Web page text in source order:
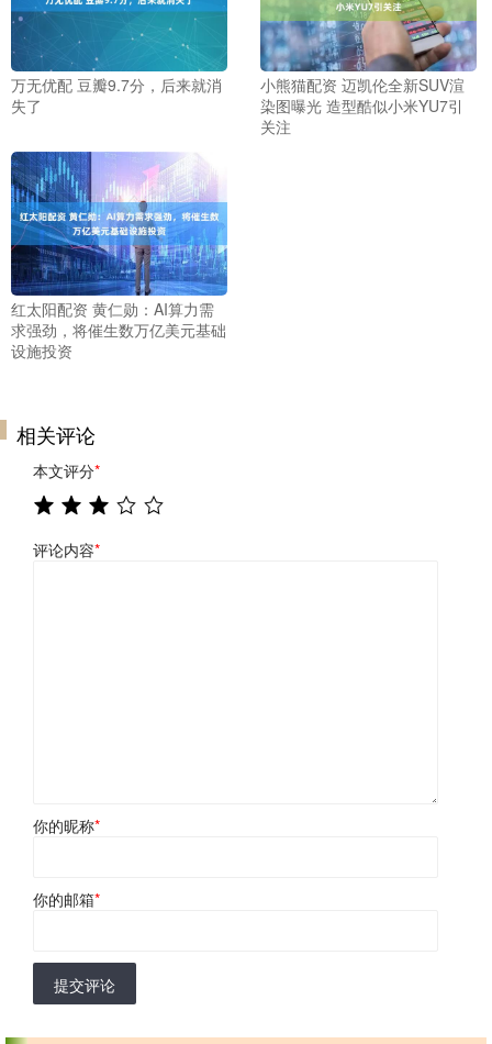
万无优配 豆瓣9.7分，后来就消
失了
小熊猫配资 迈凯伦全新SUV渲
染图曝光 造型酷似小米YU7引
关注
红太阳配资 黄仁勋：AI算力需
求强劲，将催生数万亿美元基础
设施投资
相关评论
本文评分*
评论内容*
你的昵称*
你的邮箱*
提交评论